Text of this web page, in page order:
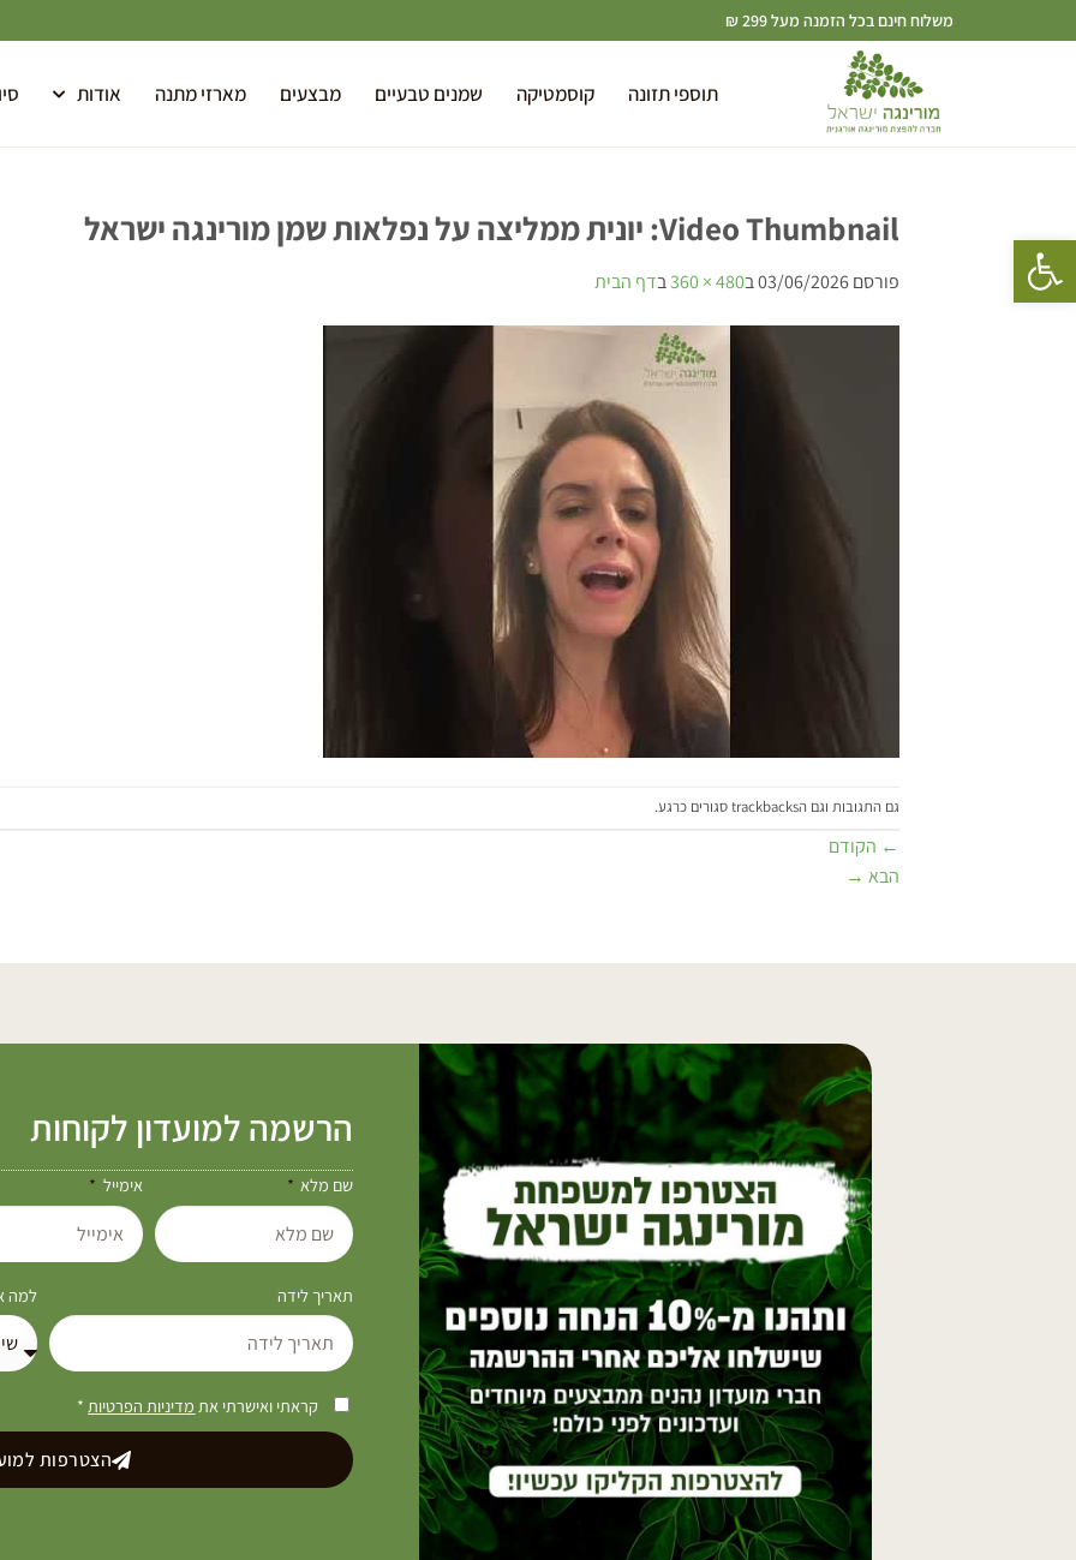
פתח סרגל נגישות
משלוח חינם בכל הזמנה מעל 299 ₪
תוספי תזונה קוסמטיקה שמנים טבעיים מבצעים מארזי מתנה אודות
Video Thumbnail: יונית ממליצה על נפלאות שמן מורינגה ישראל
פורסם03/06/2026ב480 × 360 בדף הבית
גם התגובות וגם הtrackbacks סגורים כרגע.
← הקודם
הבא →
הרשמה למועדון לקוחות
שם מלא אימייל
תאריך לידה למה
קראתי ואישרתי את מדיניות הפרטיות*
הצטרפות